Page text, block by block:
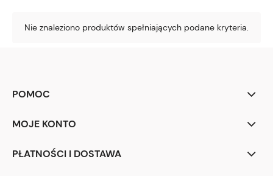
Nie znaleziono produktów spełniających podane kryteria.
POMOC
MOJE KONTO
PŁATNOŚCI I DOSTAWA